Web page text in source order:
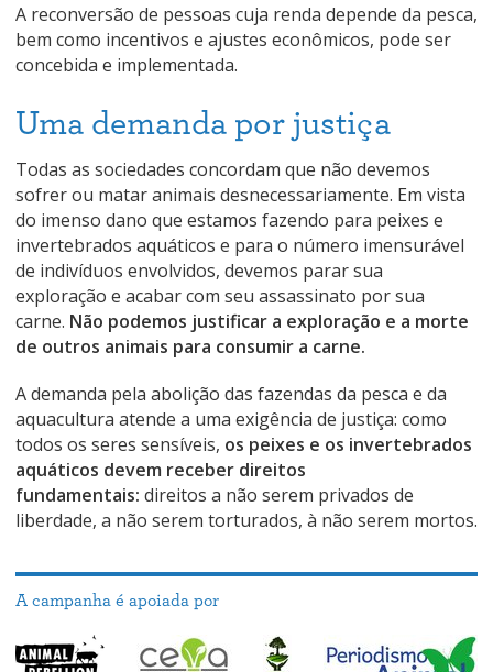
A reconversão de pessoas cuja renda depende da pesca,
bem como incentivos e ajustes econômicos, pode ser
concebida e implementada.
Uma demanda por justiça
Todas as sociedades concordam que não devemos
sofrer ou matar animais desnecessariamente. Em vista
do imenso dano que estamos fazendo para peixes e
invertebrados aquáticos e para o número imensurável
de indivíduos envolvidos, devemos parar sua
exploração e acabar com seu assassinato por sua
carne. Não podemos justificar a exploração e a morte
de outros animais para consumir a carne.
A demanda pela abolição das fazendas da pesca e da
aquacultura atende a uma exigência de justiça: como
todos os seres sensíveis, os peixes e os invertebrados
aquáticos devem receber direitos
fundamentais: direitos a não serem privados de
liberdade, a não serem torturados, à não serem mortos.
A campanha é apoiada por